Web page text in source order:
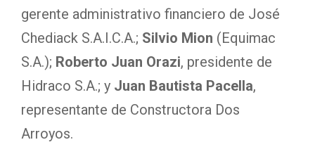
gerente administrativo financiero de José
Chediack S.A.I.C.A.; Silvio Mion (Equimac
S.A.); Roberto Juan Orazi, presidente de
Hidraco S.A.; y Juan Bautista Pacella,
representante de Constructora Dos
Arroyos.